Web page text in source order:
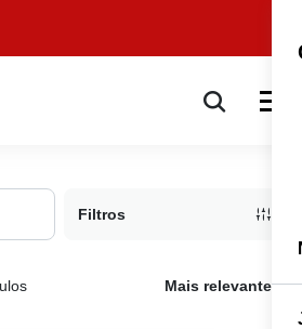
Filtros
Mais relevante